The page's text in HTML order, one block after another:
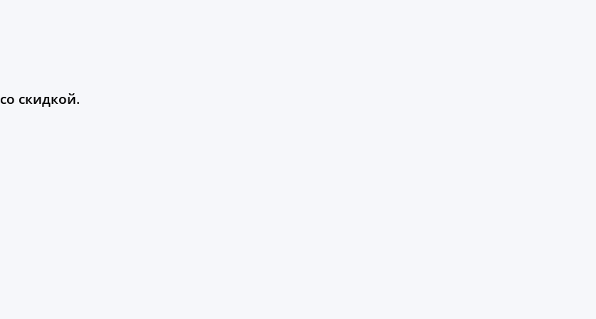
скидкой.